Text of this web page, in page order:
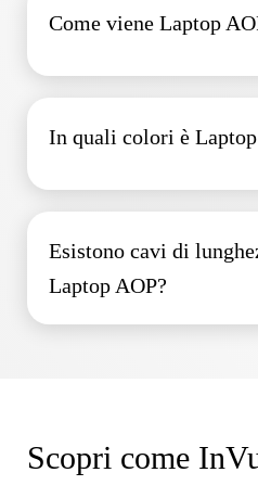
Come viene Laptop
In quali colori è Laptop
Esistono cavi di
Laptop AOP?
Scopri come